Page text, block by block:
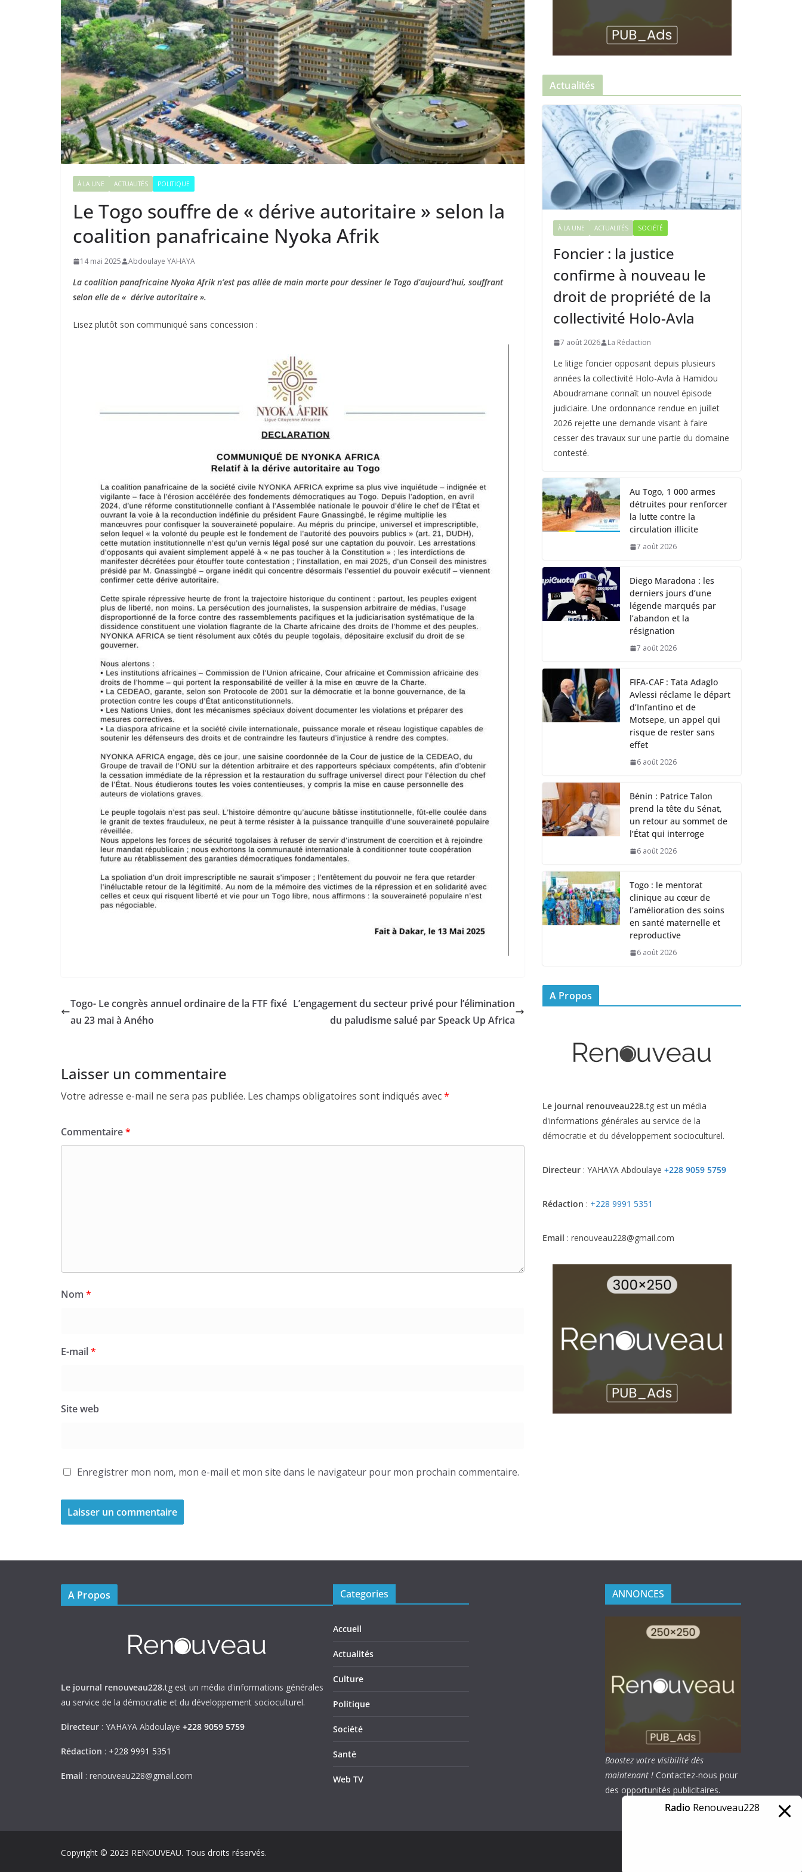
À LA UNE ACTUALITÉS POLITIQUE
Le Togo souffre de « dérive autoritaire » selon la
coalition panafricaine Nyoka Afrik
14 mai 2025 Abdoulaye YAHAYA
La coalition panafricaine Nyoka Afrik n’est pas allée de main morte pour dessiner le Togo d’aujourd’hui, souffrant
selon elle de « dérive autoritaire ».
Lisez plutôt son communiqué sans concession :
Togo- Le congrès annuel ordinaire de la FTF fixé
au 23 mai à Aného
L’engagement du secteur privé pour l’élimination
du paludisme salué par Speack Up Africa
Laisser un commentaire
Votre adresse e-mail ne sera pas publiée. Les champs obligatoires sont indiqués avec*
Commentaire*
Nom *
E-mail*
Site web
Enregistrer mon nom, mon e-mail et mon site dans le navigateur pour mon prochain commentaire.
Actualités
À LA UNE ACTUALITÉS SOCIÉTÉ
Foncier : la justice
confirme à nouveau le
droit de propriété de la
collectivité Holo-Avla
7 août 2026 La Rédaction
Le litige foncier opposant depuis plusieurs
années la collectivité Holo-Avla à Hamidou
Aboudramane connaît un nouvel épisode
judiciaire. Une ordonnance rendue en juillet
2026 rejette une demande visant à faire
cesser des travaux sur une partie du domaine
contesté.
Au Togo, 1 000 armes
détruites pour renforcer
la lutte contre la
circulation illicite
7 août 2026
Diego Maradona : les
derniers jours d’une
légende marqués par
l’abandon et la
résignation
7 août 2026
FIFA-CAF : Tata Adaglo
Avlessi réclame le départ
d’Infantino et de
Motsepe, un appel qui
risque de rester sans
effet
6 août 2026
Bénin : Patrice Talon
prend la tête du Sénat,
un retour au sommet de
l’État qui interroge
6 août 2026
Togo : le mentorat
clinique au cœur de
l’amélioration des soins
en santé maternelle et
reproductive
6 août 2026
A Propos
Le journal renouveau228.tg est un média
d'informations générales au service de la
démocratie et du développement socioculturel.
Directeur : YAHAYA Abdoulaye +228 9059 5759
Rédaction : +228 9991 5351
Email : renouveau228@gmail.com
A Propos
Le journal renouveau228.tg est un média d'informations générales
au service de la démocratie et du développement socioculturel.
Directeur : YAHAYA Abdoulaye +228 9059 5759
Rédaction : +228 9991 5351
Email : renouveau228@gmail.com
Categories
Accueil
Actualités
Culture
Politique
Société
Santé
Web TV
ANNONCES
Boostez votre visibilité dès
maintenant ! Contactez-nous pour
des opportunités publicitaires.
Radio Renouveau228